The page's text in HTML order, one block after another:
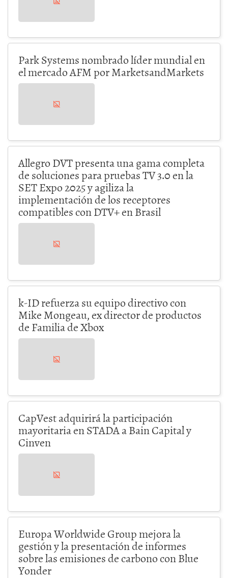
Park Systems nombrado líder mundial en
el mercado AFM por MarketsandMarkets
Allegro DVT presenta una gama completa
de soluciones para pruebas TV 3.0 en la
SET Expo 2025 y agiliza la
implementación de los receptores
compatibles con DTV+ en Brasil
k-ID refuerza su equipo directivo con
Mike Mongeau, ex director de productos
de Familia de Xbox
CapVest adquirirá la participación
mayoritaria en STADA a Bain Capital y
Cinven
Europa Worldwide Group mejora la
gestión y la presentación de informes
sobre las emisiones de carbono con Blue
Yonder